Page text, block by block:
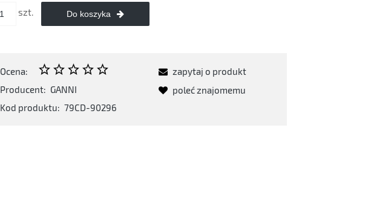
szt. Do koszyka
Ocena:
Producent: GANNI
Kod produktu: 79CD-90296
zapytaj o produkt
poleć znajomemu